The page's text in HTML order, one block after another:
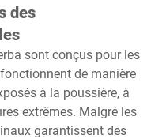
des
sont conçus pour les
de manière
à la poussière, à
extrêmes. Malgré les
garantissent des